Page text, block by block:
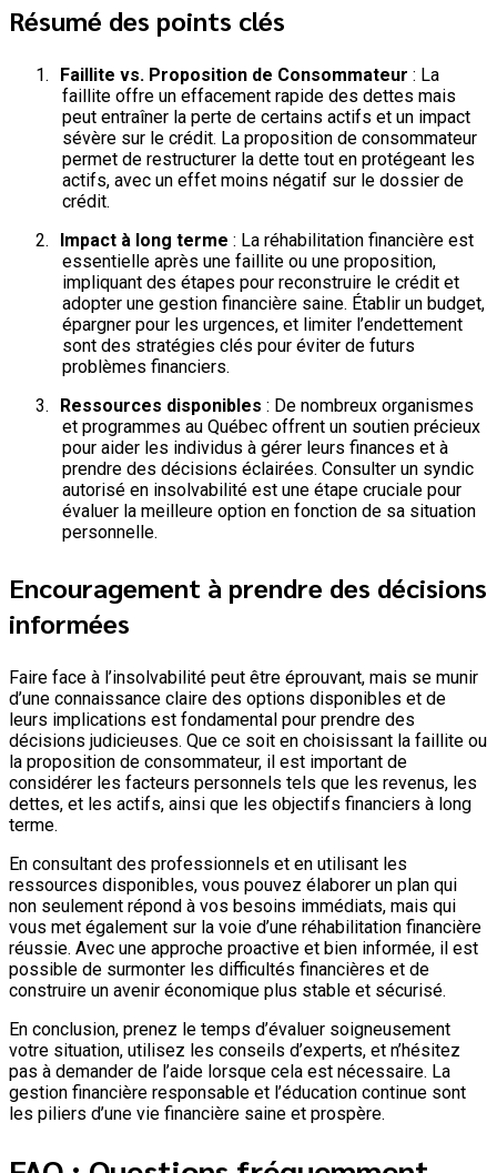
Résumé des points clés
1. Faillite vs. Proposition de Consommateur : La
faillite offre un effacement rapide des dettes mais
peut entraîner la perte de certains actifs et un impact
sévère sur le crédit. La proposition de consommateur
permet de restructurer la dette tout en protégeant les
actifs, avec un effet moins négatif sur le dossier de
crédit.
2.
Impact à long terme : La réhabilitation financière est
essentielle après une faillite ou une proposition,
impliquant des étapes pour reconstruire le crédit et
adopter une gestion financière saine. Établir un budget,
épargner pour les urgences, et limiter l’endettement
sont des stratégies clés pour éviter de futurs
problèmes financiers.
3.
Ressources disponibles : De nombreux organismes
et programmes au Québec offrent un soutien précieux
pour aider les individus à gérer leurs finances et à
prendre des décisions éclairées. Consulter un syndic
autorisé en insolvabilité est une étape cruciale pour
évaluer la meilleure option en fonction de sa situation
personnelle.
Encouragement à prendre des décisions
informées
Faire face à l’insolvabilité peut être éprouvant, mais se munir
d’une connaissance claire des options disponibles et de
leurs implications est fondamental pour prendre des
décisions judicieuses. Que ce soit en choisissant la faillite ou
la proposition de consommateur, il est important de
considérer les facteurs personnels tels que les revenus, les
dettes, et les actifs, ainsi que les objectifs financiers à long
terme.
En consultant des professionnels et en utilisant les
ressources disponibles, vous pouvez élaborer un plan qui
non seulement répond à vos besoins immédiats, mais qui
vous met également sur la voie d’une réhabilitation financière
réussie. Avec une approche proactive et bien informée, il est
possible de surmonter les difficultés financières et de
construire un avenir économique plus stable et sécurisé.
En conclusion, prenez le temps d’évaluer soigneusement
votre situation, utilisez les conseils d’experts, et n’hésitez
pas à demander de l’aide lorsque cela est nécessaire. La
gestion financière responsable et l’éducation continue sont
les piliers d’une vie financière saine et prospère.